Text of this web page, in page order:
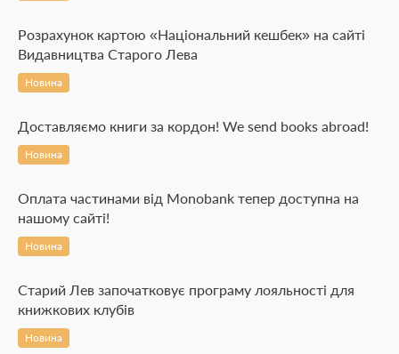
Розрахунок картою «Національний кешбек» на сайті
Видавництва Старого Лева
Новина
Доставляємо книги за кордон! We send books abroad!
Новина
Оплата частинами від Monobank тепер доступна на
нашому сайті!
Новина
Старий Лев започатковує програму лояльності для
книжкових клубів
Новина